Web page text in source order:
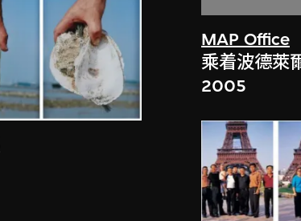
MAP Office
乘着波德萊
2005